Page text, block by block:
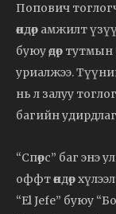
Попович
өндөр амжилт
буюу өдөр
уриалжээ.
нь л залуу
багийн
“Спөрс” баг энэ
оффт өндөр
“El Jefe” буюу